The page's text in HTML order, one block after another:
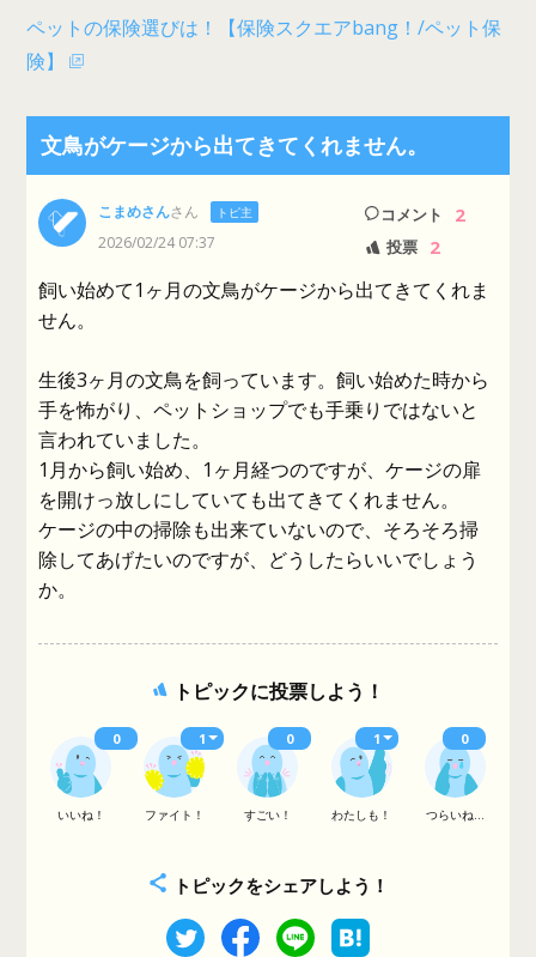
ペットの保険選びは！【保険スクエアbang！/ペット保
険】
文鳥がケージから出てきてくれません。
こまめさんさん トピ主
2026/02/24 07:37
コメント 2
投票 2
飼い始めて1ヶ月の文鳥がケージから出てきてくれま
せん。
生後3ヶ月の文鳥を飼っています。飼い始めた時から
手を怖がり、ペットショップでも手乗りではないと
言われていました。
1月から飼い始め、1ヶ月経つのですが、ケージの扉
を開けっ放しにしていても出てきてくれません。
ケージの中の掃除も出来ていないので、そろそろ掃
除してあげたいのですが、どうしたらいいでしょう
か。
トピックに投票しよう！
いいね！ ファイト！ すごい！ わたしも！ つらいね...
0 1 0 1 0
トピックをシェアしよう！